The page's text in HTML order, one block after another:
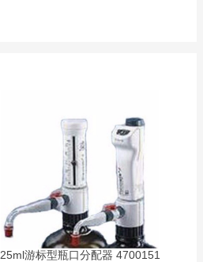
25ml游标型瓶口分配器 4700151